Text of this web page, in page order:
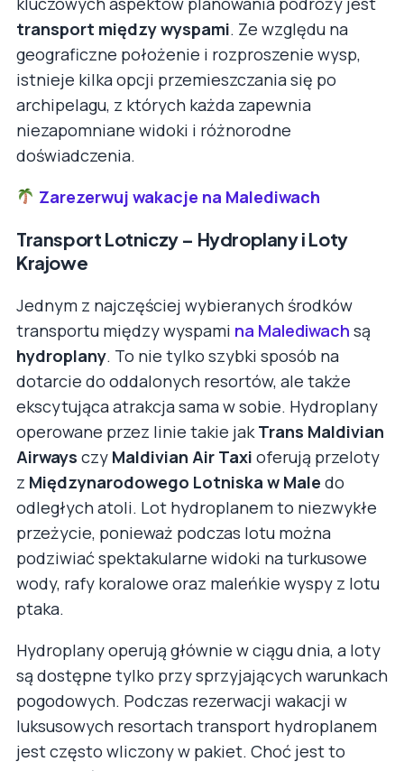
transport między wyspami. Ze względu na
geograficzne położenie i rozproszenie wysp,
istnieje kilka opcji przemieszczania się po
archipelagu, z których każda zapewnia
niezapomniane widoki i różnorodne
doświadczenia.
Zarezerwuj wakacje na Malediwach
Transport Lotniczy – Hydroplany i Loty
Krajowe
Jednym z najczęściej wybieranych środków
transportu między wyspami na Malediwach są
hydroplany. To nie tylko szybki sposób na
dotarcie do oddalonych resortów, ale także
ekscytująca atrakcja sama w sobie. Hydroplany
operowane przez linie takie jak Trans Maldivian
Airways czy Maldivian Air Taxi oferują przeloty
z Międzynarodowego Lotniska w Male do
odległych atoli. Lot hydroplanem to niezwykłe
przeżycie, ponieważ podczas lotu można
podziwiać spektakularne widoki na turkusowe
wody, rafy koralowe oraz maleńkie wyspy z lotu
ptaka.
Hydroplany operują głównie w ciągu dnia, a loty
są dostępne tylko przy sprzyjających warunkach
pogodowych. Podczas rezerwacji wakacji w
luksusowych resortach transport hydroplanem
jest często wliczony w pakiet. Choć jest to